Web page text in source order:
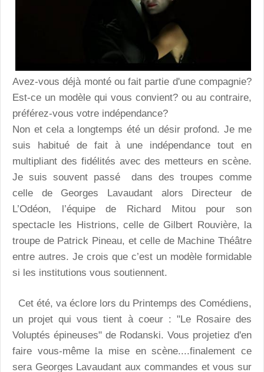
Avez-vous déjà monté ou fait partie d'une compagnie?
Est-ce un modèle qui vous convient? ou au contraire,
préférez-vous votre indépendance?
Non et cela a longtemps été un désir profond. Je me
suis habitué de fait à une indépendance tout en
multipliant des fidélités avec des metteurs en scène.
Je suis souvent passé dans des troupes comme
celle de Georges Lavaudant alors Directeur de
L’Odéon, l’équipe de Richard Mitou pour son
spectacle les Histrions, celle de Gilbert Rouvière, la
troupe de Patrick Pineau, et celle de Machine Théâtre
entre autres. Je crois que c’est un modèle formidable
si les institutions vous soutiennent.
Cet été, va éclore lors du Printemps des Comédiens,
un projet qui vous tient à coeur : "Le Rosaire des
Voluptés épineuses" de Rodanski. Vous projetiez d'en
faire vous-même la mise en scène....finalement ce
sera Georges Lavaudant aux commandes et vous sur